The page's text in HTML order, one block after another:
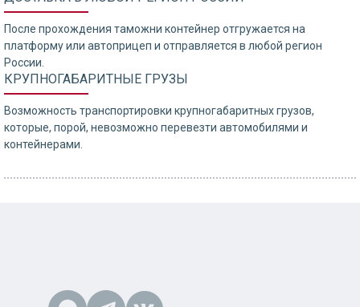
После прохождения таможни контейнер отгружается на
платформу или автоприцеп и отправляется в любой регион
России.
КРУПНОГАБАРИТНЫЕ ГРУЗЫ
Возможность транспортировки крупногабаритных грузов,
которые, порой, невозможно перевезти автомобилями и
контейнерами.